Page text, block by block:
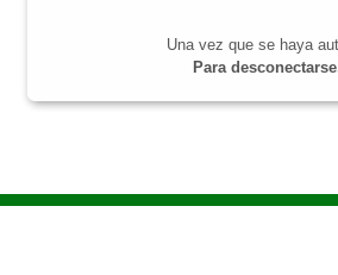
Una vez que se haya
Para